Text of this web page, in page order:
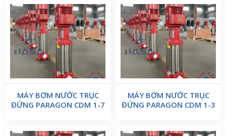
MÁY BƠM NƯỚC TRỤC
ĐỨNG PARAGON CDM 1-7
MÁY BƠM NƯỚC TRỤC
ĐỨNG PARAGON CDM 1-3